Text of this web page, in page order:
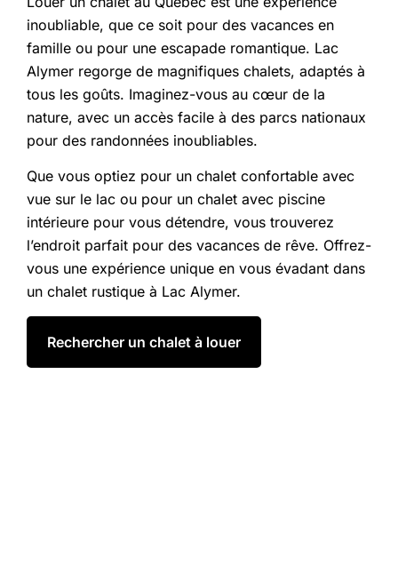
inoubliable, que ce soit pour des vacances en
famille ou pour une escapade romantique. Lac
Alymer regorge de magnifiques chalets, adaptés à
tous les goûts. Imaginez-vous au cœur de la
nature, avec un accès facile à des parcs nationaux
pour des randonnées inoubliables.
Que vous optiez pour un chalet confortable avec
vue sur le lac ou pour un chalet avec piscine
intérieure pour vous détendre, vous trouverez
l’endroit parfait pour des vacances de rêve. Offrez-
vous une expérience unique en vous évadant dans
un chalet rustique à Lac Alymer.
Rechercher un chalet à louer